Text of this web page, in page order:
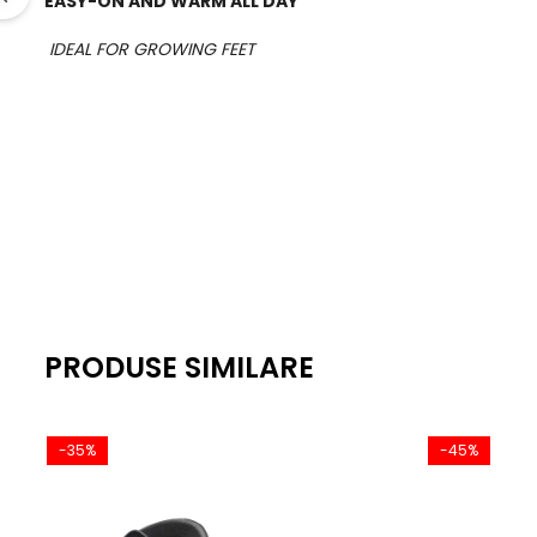
IDEAL FOR GROWING FEET
PRODUSE SIMILARE
-35% -45%